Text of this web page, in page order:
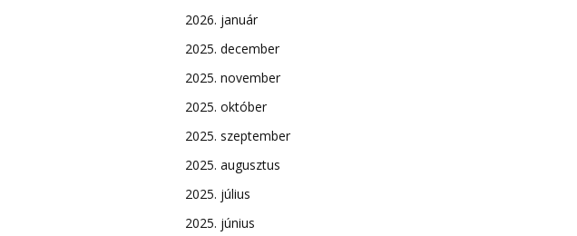
2026. január
2025. december
2025. november
2025. október
2025. szeptember
2025. augusztus
2025. július
2025. június